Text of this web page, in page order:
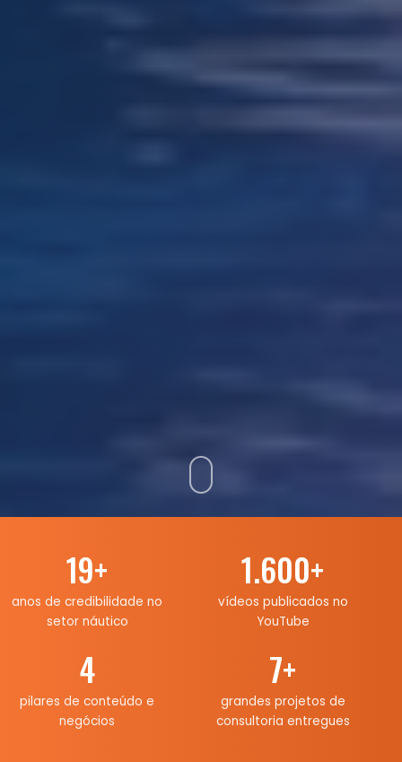
19+
anos de credibilidade no
setor náutico
1.600+
vídeos publicados no
YouTube
4
pilares de conteúdo e
negócios
7+
grandes projetos de
consultoria entregues